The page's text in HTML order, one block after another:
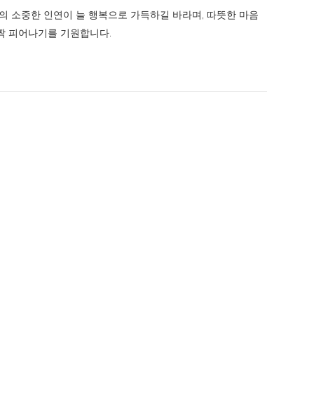
소중한 인연이 늘 행복으로 가득하길 바라며, 따뜻한 마음
피어나기를 기원합니다.